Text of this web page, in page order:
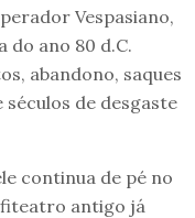
Vespasiano,
do ano 80 d.C.
abandono, saques
de desgaste
continua de pé no
antigo já